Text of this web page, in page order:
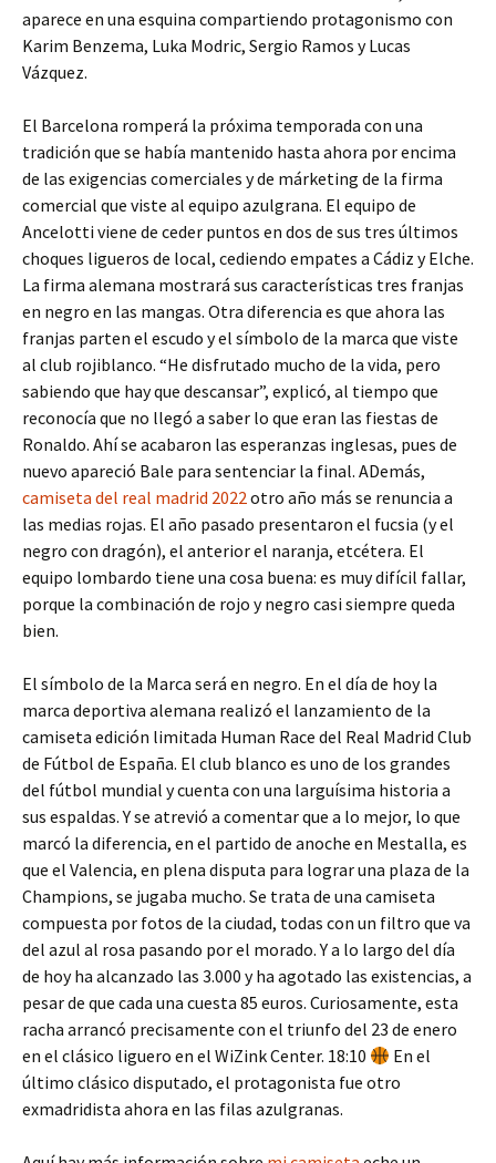
aparece en una esquina compartiendo protagonismo con
Karim Benzema, Luka Modric, Sergio Ramos y Lucas
Vázquez.
El Barcelona romperá la próxima temporada con una
tradición que se había mantenido hasta ahora por encima
de las exigencias comerciales y de márketing de la firma
comercial que viste al equipo azulgrana. El equipo de
Ancelotti viene de ceder puntos en dos de sus tres últimos
choques ligueros de local, cediendo empates a Cádiz y Elche.
La firma alemana mostrará sus características tres franjas
en negro en las mangas. Otra diferencia es que ahora las
franjas parten el escudo y el símbolo de la marca que viste
al club rojiblanco. “He disfrutado mucho de la vida, pero
sabiendo que hay que descansar”, explicó, al tiempo que
reconocía que no llegó a saber lo que eran las fiestas de
Ronaldo. Ahí se acabaron las esperanzas inglesas, pues de
nuevo apareció Bale para sentenciar la final. ADemás,
camiseta del real madrid 2022otro año más se renuncia a
las medias rojas. El año pasado presentaron el fucsia (y el
negro con dragón), el anterior el naranja, etcétera. El
equipo lombardo tiene una cosa buena: es muy difícil fallar,
porque la combinación de rojo y negro casi siempre queda
bien.
El símbolo de la Marca será en negro. En el día de hoy la
marca deportiva alemana realizó el lanzamiento de la
camiseta edición limitada Human Race del Real Madrid Club
de Fútbol de España. El club blanco es uno de los grandes
del fútbol mundial y cuenta con una larguísima historia a
sus espaldas. Y se atrevió a comentar que a lo mejor, lo que
marcó la diferencia, en el partido de anoche en Mestalla, es
que el Valencia, en plena disputa para lograr una plaza de la
Champions, se jugaba mucho. Se trata de una camiseta
compuesta por fotos de la ciudad, todas con un filtro que va
del azul al rosa pasando por el morado. Y a lo largo del día
de hoy ha alcanzado las 3.000 y ha agotado las existencias, a
pesar de que cada una cuesta 85 euros. Curiosamente, esta
racha arrancó precisamente con el triunfo del 23 de enero
en el clásico liguero en el WiZink Center. 18:10
En el
último clásico disputado, el protagonista fue otro
exmadridista ahora en las filas azulgranas.